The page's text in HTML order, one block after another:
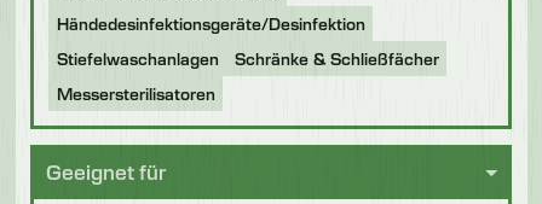
Händedesinfektionsgeräte/Desinfektion
Stiefelwaschanlagen
Schränke & Schließfächer
Messersterilisatoren
Geeignet für